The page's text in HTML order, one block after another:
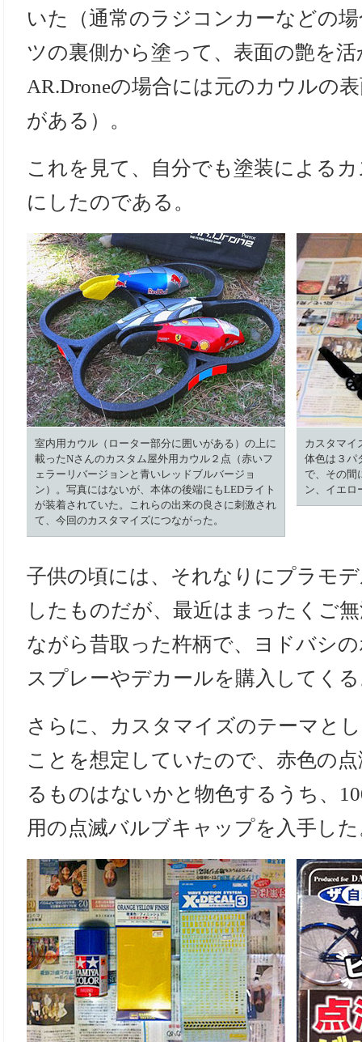
いた（通常のラジコンカーなどの
ツの裏側から塗って、表面の艶を
AR.Droneの場合には元のカウルの
がある）。
これを見て、自分でも塗装による
にしたのである。
室内用カウル（ローター部分に囲いがある）の上に
載ったNさんのカスタム屋外用カウル２点（赤いフ
ェラーリバージョンと青いレッドブルバージョ
ン）。写真にはないが、本体の後端にもLEDライト
が装着されていた。これらの出来の良さに刺激され
て、今回のカスタマイズにつながった。
カスタマイ
体色は３パ
で、その間
ン、イエロ
子供の頃には、それなりにプラモ
したものだが、最近はまったくご
ながら昔取った杵柄で、ヨドバシ
スプレーやデカールを購入してく
さらに、カスタマイズのテーマと
ことを想定していたので、赤色の
るものはないかと物色するうち、
用の点滅バルブキャップを入手し